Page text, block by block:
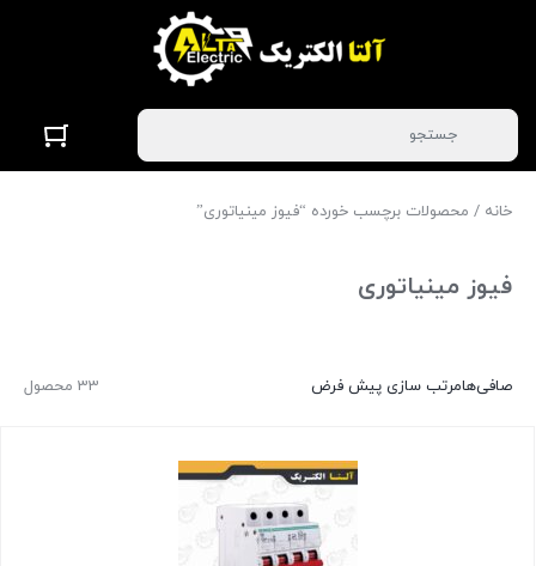
خانه / محصولات برچسب خورده “فیوز مینیاتوری”
فیوز مینیاتوری
33 محصول صافی‌هامرتب سازی پیش فرض